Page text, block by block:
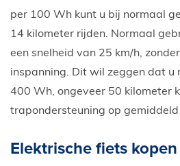
per 100 Wh kunt u bij normaal
14 kilometer rijden. Normaal
een snelheid van 25 km/h,
inspanning. Dit wil zeggen dat u
400 Wh, ongeveer 50 kilometer
trapondersteuning op gemiddeld
Elektrische fiets kopen